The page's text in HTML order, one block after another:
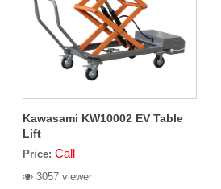
Kawasami KW10002 EV Table
Lift
Price: Call
3057 viewer